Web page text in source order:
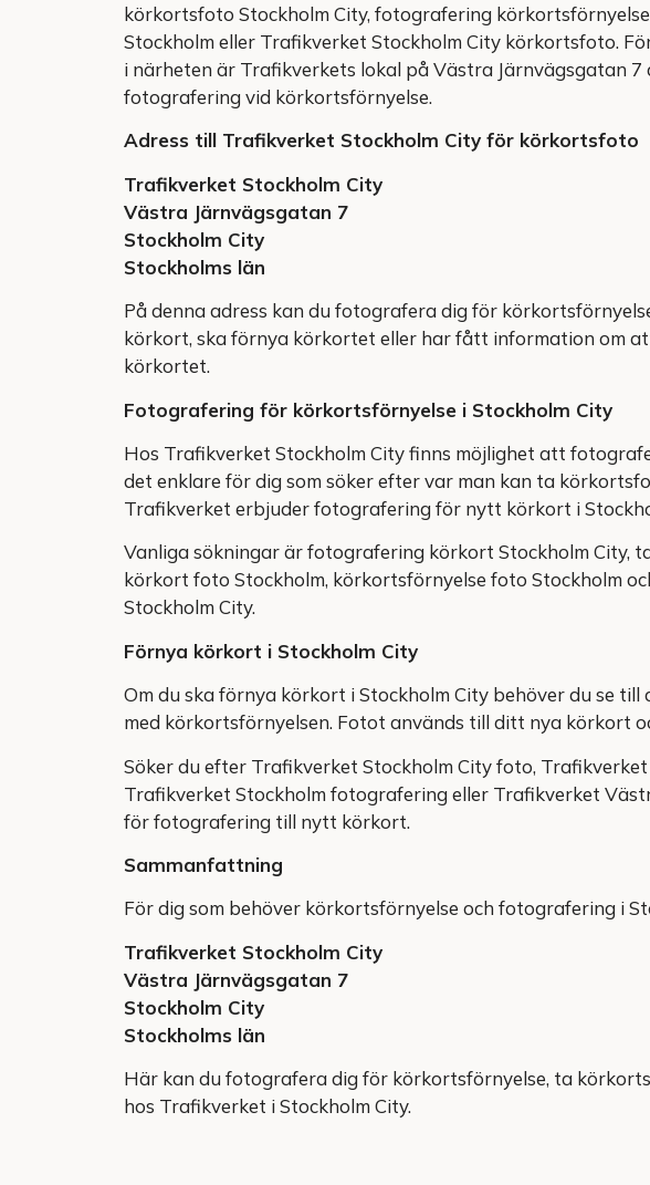
körkortsfoto Stockholm City, fotografering
Stockholm eller Trafikverket Stockholm City körkortsfoto.
i närheten är Trafikverkets lokal på Västra Järnvägsgatan 7
fotografering vid körkortsförnyelse.
Adress till Trafikverket Stockholm City för körkortsfoto
Trafikverket Stockholm City
Västra Järnvägsgatan 7
Stockholm City
Stockholms län
På denna adress kan du fotografera dig för
körkort, ska förnya körkortet eller har fått information om
körkortet.
Fotografering för körkortsförnyelse i Stockholm City
Hos Trafikverket Stockholm City finns möjlighet att
det enklare för dig som söker efter var man kan ta
Trafikverket erbjuder fotografering för nytt körkort i
Vanliga sökningar är fotografering körkort Stockholm City,
körkort foto Stockholm, körkortsförnyelse foto Stockholm
Stockholm City.
Förnya körkort i Stockholm City
Om du ska förnya körkort i Stockholm City behöver du se
med körkortsförnyelsen. Fotot används till ditt nya körkort
Söker du efter Trafikverket Stockholm City foto,
Trafikverket Stockholm fotografering eller Trafikverket
för fotografering till nytt körkort.
Sammanfattning
För dig som behöver körkortsförnyelse och fotografering i
Trafikverket Stockholm City
Västra Järnvägsgatan 7
Stockholm City
Stockholms län
Här kan du fotografera dig för körkortsförnyelse, ta
hos Trafikverket i Stockholm City.